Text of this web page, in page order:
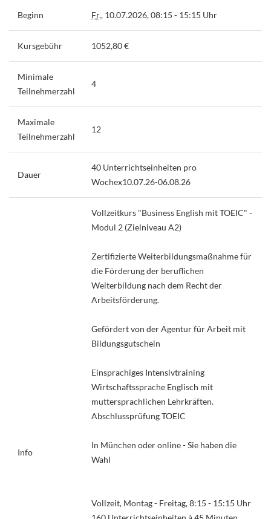
Beginn Fr., 10.07.2026, 08:15 - 15:15 Uhr
Kursgebühr 1052,80 €
Minimale
Teilnehmerzahl
4
Maximale
Teilnehmerzahl
12
Dauer
40 Unterrichtseinheiten pro
Wochex10.07.26-06.08.26
Info
Vollzeitkurs "Business English mit TOEIC" -
Modul 2 (Zielniveau A2)
Zertifizierte Weiterbildungsmaßnahme für
die Förderung der beruflichen
Weiterbildung nach dem Recht der
Arbeitsförderung.
Gefördert von der Agentur für Arbeit mit
Bildungsgutschein
Einsprachiges Intensivtraining
Wirtschaftssprache Englisch mit
muttersprachlichen Lehrkräften.
Abschlussprüfung TOEIC
In München oder online - Sie haben die
Wahl
Vollzeit, Montag - Freitag, 8:15 - 15:15 Uhr